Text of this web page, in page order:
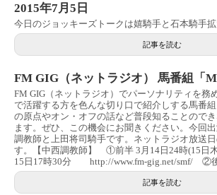
2015年7月5日
今日のジョッキーズトークは嬉騎手と石本騎手
記事を読む
FM GIG（ネットラジオ） 馬番組「
FM GIG（ネットラジオ）でパーソナリティを務
で活躍する方を色んな切り口で紹介しする馬番組
の原点やオン・オフの話など普段知ることので
ます。ぜひ、この機会にお聞きください。今回
調教師と上田将司騎手です。ネットラジオ放送
す。【中西調教師】 ①前半 3月14日24時(15
15日17時30分 http://www.fm-gig.net/smf/ ②後
記事を読む